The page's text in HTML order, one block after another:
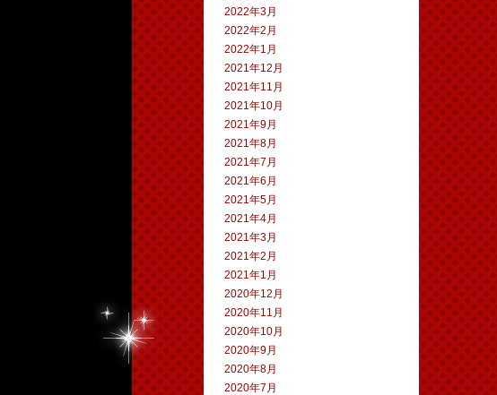
2022年3月
2022年2月
2022年1月
2021年12月
2021年11月
2021年10月
2021年9月
2021年8月
2021年7月
2021年6月
2021年5月
2021年4月
2021年3月
2021年2月
2021年1月
2020年12月
2020年11月
2020年10月
2020年9月
2020年8月
2020年7月